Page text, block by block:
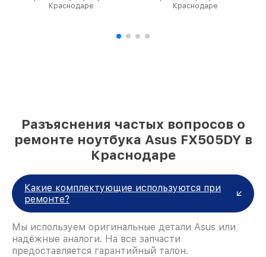
Краснодаре
Краснодаре
Разъяснения частых вопросов о
ремонте ноутбука Asus FX505DY в
Краснодаре
Какие комплектующие используются при
ремонте?
Мы используем оригинальные детали Asus или
надёжные аналоги. На все запчасти
предоставляется гарантийный талон.